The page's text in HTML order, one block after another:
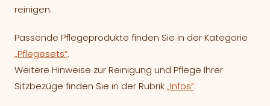
reinigen.
Passende Pflegeprodukte finden Sie in der Kategorie
„Pflegesets“.
Weitere Hinweise zur Reinigung und Pflege Ihrer
Sitzbezüge finden Sie in der Rubrik„Infos“.